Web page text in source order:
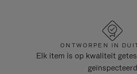
ONTWORPEN IN
Elk item is op kwaliteit
geïnspecteerd